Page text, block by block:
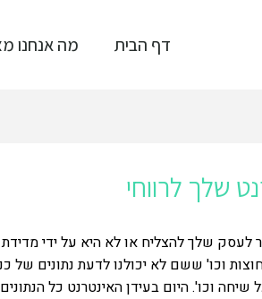
דף הבית מה אנחנו
שלך לרווחי
שלך להצליח או לא היא על ידי
וכו' ששם לא יכולנו לדעת נתונים של
וכו'. היום בעידן האינטרנט כל הנתונים